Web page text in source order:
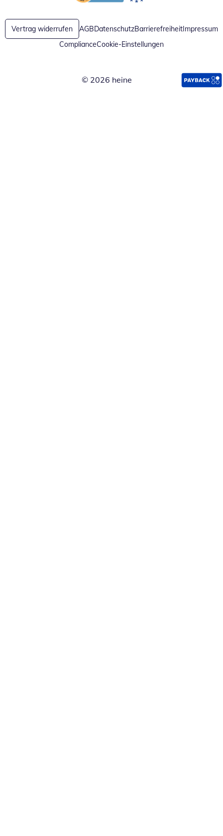
Öffnet in neuem FensterÖffnet in neuem Fenster
Vertrag widerrufen AGBDatenschutzBarrierefreiheitImpressum
ComplianceCookie-Einstellungen
© 2026 heine